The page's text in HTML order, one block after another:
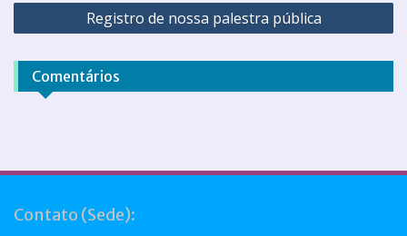
Registro de nossa palestra pública
Comentários
Contato (Sede):